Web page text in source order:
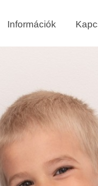
Információk